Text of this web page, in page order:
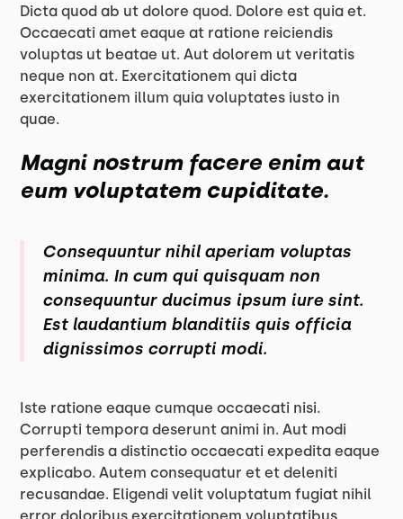
Dicta quod ab ut dolore quod. Dolore est quia et.
Occaecati amet eaque at ratione reiciendis
voluptas ut beatae ut. Aut dolorem ut veritatis
neque non at. Exercitationem qui dicta
exercitationem illum quia voluptates iusto in
quae.
Magni nostrum facere enim aut
eum voluptatem cupiditate.
Consequuntur nihil aperiam voluptas
minima. In cum qui quisquam non
consequuntur ducimus ipsum iure sint.
Est laudantium blanditiis quis officia
dignissimos corrupti modi.
Iste ratione eaque cumque occaecati nisi.
Corrupti tempora deserunt animi in. Aut modi
perferendis a distinctio occaecati expedita eaque
explicabo. Autem consequatur et et deleniti
recusandae. Eligendi velit voluptatum fugiat nihil